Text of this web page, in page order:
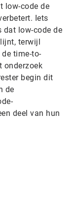
low-code de
Iets
dat low-code de
terwijl
time-to-
onderzoek
begin dit
de
deel van hun